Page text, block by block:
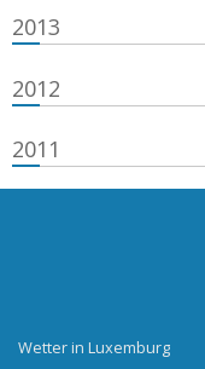
2013
2012
2011
Wetter in Luxemburg